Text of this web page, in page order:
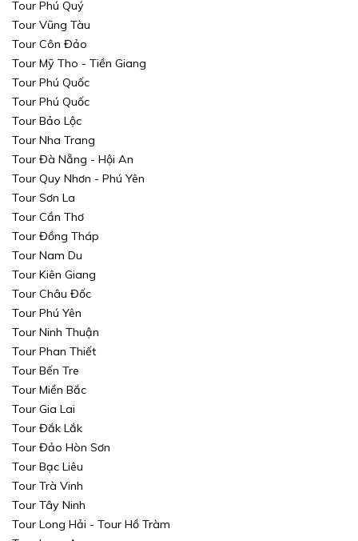
Tour Phú Quý
Tour Vũng Tàu
Tour Côn Đảo
Tour Mỹ Tho - Tiền Giang
Tour Phú Quốc
Tour Phú Quốc
Tour Bảo Lộc
Tour Nha Trang
Tour Đà Nẵng - Hội An
Tour Quy Nhơn - Phú Yên
Tour Sơn La
Tour Cần Thơ
Tour Đồng Tháp
Tour Nam Du
Tour Kiên Giang
Tour Châu Đốc
Tour Phú Yên
Tour Ninh Thuận
Tour Phan Thiết
Tour Bến Tre
Tour Miền Bắc
Tour Gia Lai
Tour Đắk Lắk
Tour Đảo Hòn Sơn
Tour Bạc Liêu
Tour Trà Vinh
Tour Tây Ninh
Tour Long Hải - Tour Hồ Tràm